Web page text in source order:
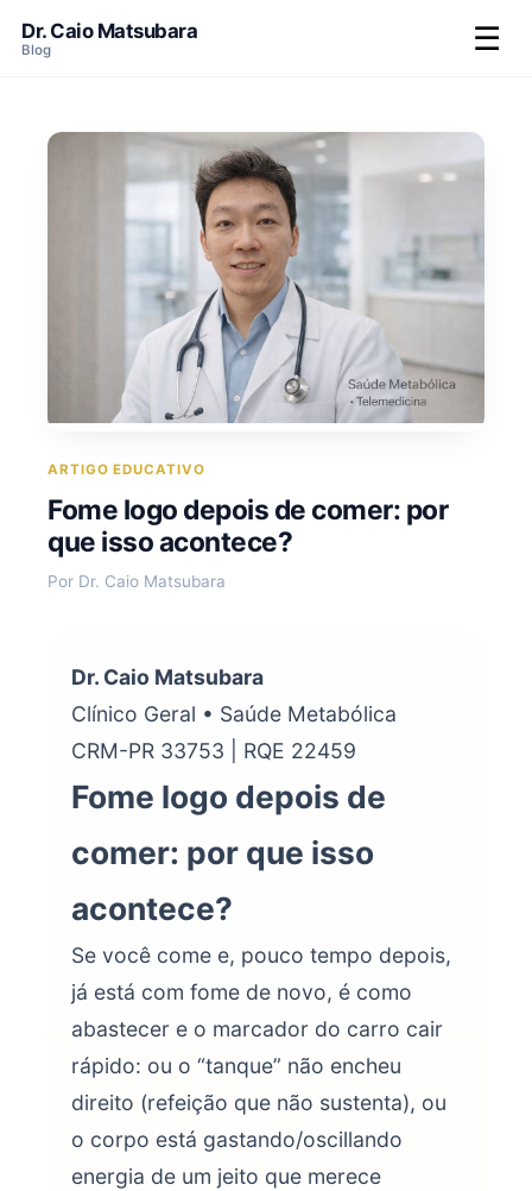
Dr. Caio Matsubara
Blog ☰
ARTIGO EDUCATIVO
Fome logo depois de comer: por
que isso acontece?
Por Dr. Caio Matsubara
Dr. Caio Matsubara
Clínico Geral • Saúde Metabólica
CRM-PR 33753 | RQE 22459
Fome logo depois de
comer: por que isso
acontece?
Se você come e, pouco tempo depois,
já está com fome de novo, é como
abastecer e o marcador do carro cair
rápido: ou o “tanque” não encheu
direito (refeição que não sustenta), ou
o corpo está gastando/oscillando
energia de um jeito que merece